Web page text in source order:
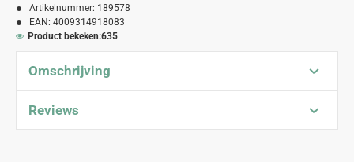
Artikelnummer: 189578
EAN: 4009314918083
Product bekeken:635
Omschrijving
Reviews